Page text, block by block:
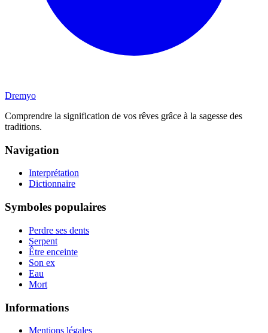
Dremyo
Comprendre la signification de vos rêves grâce à la sagesse des
traditions.
Navigation
Interprétation
Dictionnaire
Symboles populaires
Perdre ses dents
Serpent
Être enceinte
Son ex
Eau
Mort
Informations
Mentions légales